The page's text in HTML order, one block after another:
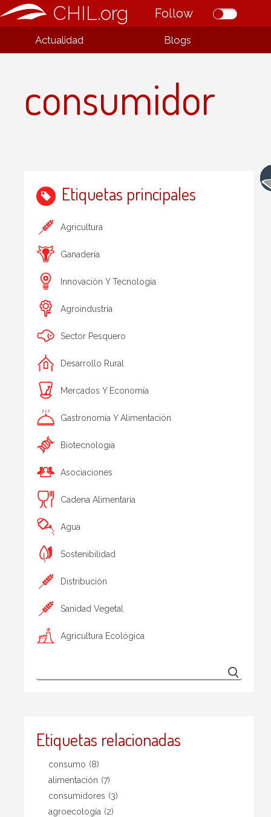
CHIL.org Follow
Actualidad Blogs
consumidor
Etiquetas principales
Agricultura
Ganadería
Innovación Y Tecnología
Agroindustria
Sector Pesquero
Desarrollo Rural
Mercados Y Economía
Gastronomía Y Alimentación
Biotecnologia
Asociaciones
Cadena Alimentaria
Agua
Sostenibilidad
Distribución
Sanidad Vegetal
Agricultura Ecológica
Etiquetas relacionadas
consumo (8)
alimentación (7)
consumidores (3)
agroecología (2)